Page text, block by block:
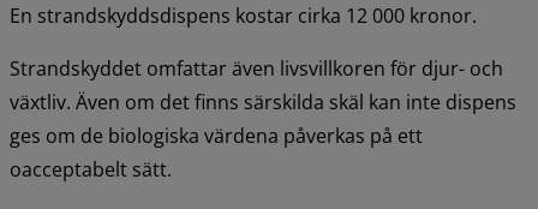
En strandskyddsdispens kostar cirka 12 000 kronor.
Strandskyddet omfattar även livsvillkoren för djur- och
växtliv. Även om det finns särskilda skäl kan inte dispens
ges om de biologiska värdena påverkas på ett
oacceptabelt sätt.